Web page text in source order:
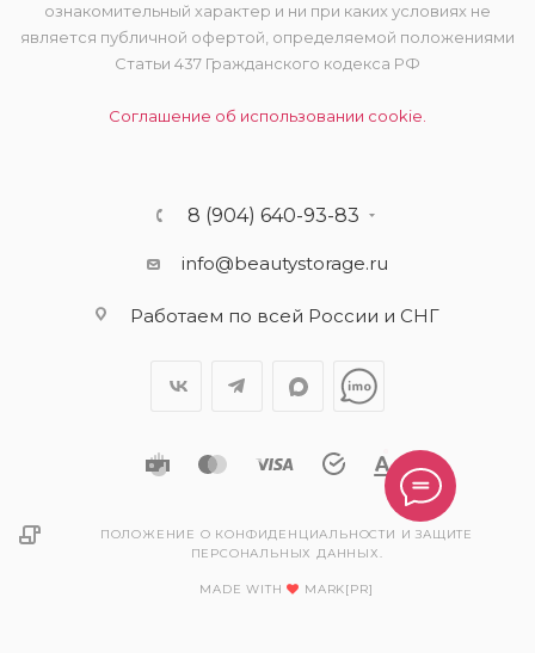
ознакомительный характер и ни при каких условиях не
является публичной офертой, определяемой положениями
Статьи 437 Гражданского кодекса РФ
Соглашение об использовании cookie.
8 (904) 640-93-83
info@beautystorage.ru
Работаем по всей России и СНГ
ПОЛОЖЕНИЕ О КОНФИДЕНЦИАЛЬНОСТИ И ЗАЩИТЕ
ПЕРСОНАЛЬНЫХ ДАННЫХ.
MADE WITH MARK[PR]